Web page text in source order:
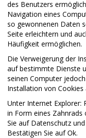
des Benutzers
Navigation eines
so gewonnenen Daten
Seite erleichtern und
Häufigkeit ermöglichen.
Die Verweigerung der
auf bestimmte Dienste
seinen Computer
Installation von Cookies
Unter Internet Explorer:
in Form eines
Sie auf Datenschutz
Bestätigen Sie auf Ok.